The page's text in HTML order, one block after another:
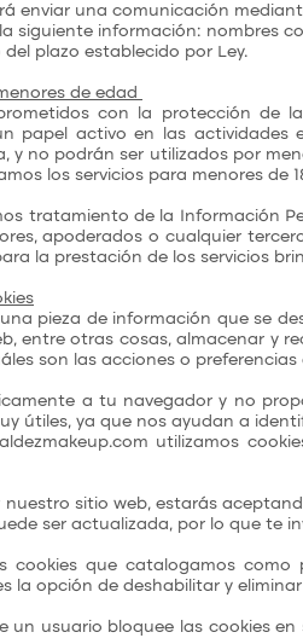
enviar una comunicación
siguiente información: nombres
plazo establecido por Ley.
de edad
con la protección de
papel activo en las actividades
y no podrán ser utilizados por
los servicios para menores de
tratamiento de la Información
apoderados o cualquier
la prestación de los servicios
pieza de información que se
entre otras cosas, almacenar y
son las acciones o preferencias
a tu navegador y no
útiles, ya que nos ayudan a
utilizamos
nuestro sitio web, estarás
ser actualizada, por lo que te
cookies que catalogamos
la opción de deshabilitar y
un usuario bloquee las cookies